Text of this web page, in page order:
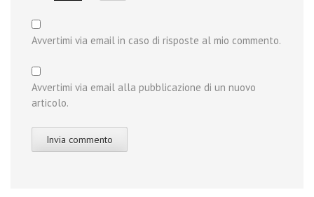
Avvertimi via email in caso di risposte al mio commento.
Avvertimi via email alla pubblicazione di un nuovo
articolo.